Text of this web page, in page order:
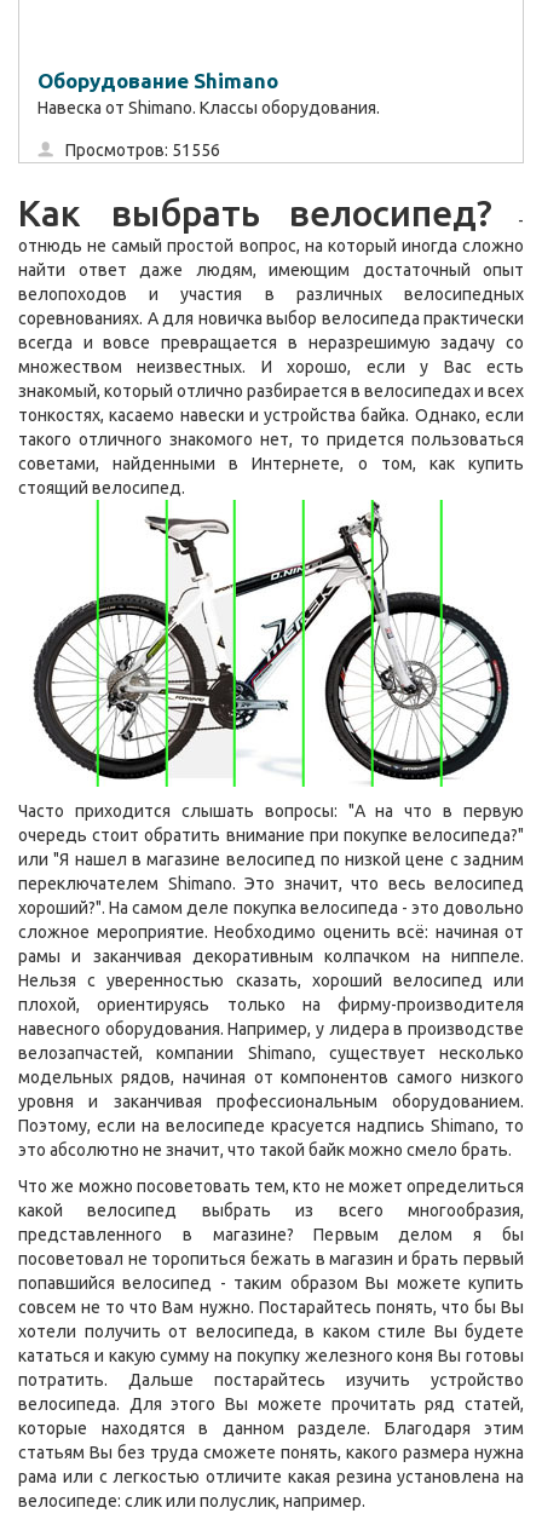
Оборудование Shimano
Навеска от Shimano. Классы оборудования.
Просмотров: 51556
Как выбрать велосипед? -
отнюдь не самый простой вопрос, на который иногда сложно
найти ответ даже людям, имеющим достаточный опыт
велопоходов и участия в различных велосипедных
соревнованиях. А для новичка выбор велосипеда практически
всегда и вовсе превращается в неразрешимую задачу со
множеством неизвестных. И хорошо, если у Вас есть
знакомый, который отлично разбирается в велосипедах и всех
тонкостях, касаемо навески и устройства байка. Однако, если
такого отличного знакомого нет, то придется пользоваться
советами, найденными в Интернете, о том, как купить
стоящий велосипед.
Часто приходится слышать вопросы: "А на что в первую
очередь стоит обратить внимание при покупке велосипеда?"
или "Я нашел в магазине велосипед по низкой цене с задним
переключателем Shimano. Это значит, что весь велосипед
хороший?". На самом деле покупка велосипеда - это довольно
сложное мероприятие. Необходимо оценить всё: начиная от
рамы и заканчивая декоративным колпачком на ниппеле.
Нельзя с уверенностью сказать, хороший велосипед или
плохой, ориентируясь только на фирму-производителя
навесного оборудования. Например, у лидера в производстве
велозапчастей, компании Shimano, существует несколько
модельных рядов, начиная от компонентов самого низкого
уровня и заканчивая профессиональным оборудованием.
Поэтому, если на велосипеде красуется надпись Shimano, то
это абсолютно не значит, что такой байк можно смело брать.
Что же можно посоветовать тем, кто не может определиться
какой велосипед выбрать из всего многообразия,
представленного в магазине? Первым делом я бы
посоветовал не торопиться бежать в магазин и брать первый
попавшийся велосипед - таким образом Вы можете купить
совсем не то что Вам нужно. Постарайтесь понять, что бы Вы
хотели получить от велосипеда, в каком стиле Вы будете
кататься и какую сумму на покупку железного коня Вы готовы
потратить. Дальше постарайтесь изучить устройство
велосипеда. Для этого Вы можете прочитать ряд статей,
которые находятся в данном разделе. Благодаря этим
статьям Вы без труда сможете понять, какого размера нужна
рама или с легкостью отличите какая резина установлена на
велосипеде: слик или полуслик, например.